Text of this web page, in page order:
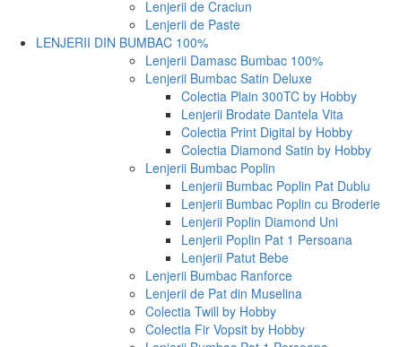
Lenjerii de Craciun
Lenjerii de Paste
LENJERII DIN BUMBAC 100%
Lenjerii Damasc Bumbac 100%
Lenjerii Bumbac Satin Deluxe
Colectia Plain 300TC by Hobby
Lenjerii Brodate Dantela Vita
Colectia Print Digital by Hobby
Colectia Diamond Satin by Hobby
Lenjerii Bumbac Poplin
Lenjerii Bumbac Poplin Pat Dublu
Lenjerii Bumbac Poplin cu Broderie
Lenjerii Poplin Diamond Uni
Lenjerii Poplin Pat 1 Persoana
Lenjerii Patut Bebe
Lenjerii Bumbac Ranforce
Lenjerii de Pat din Muselina
Colectia Twill by Hobby
Colectia Fir Vopsit by Hobby